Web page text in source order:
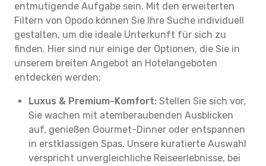
entmutigende Aufgabe sein. Mit den erweiterten
Filtern von Opodo können Sie Ihre Suche individuell
gestalten, um die ideale Unterkunft für sich zu
finden. Hier sind nur einige der Optionen, die Sie in
unserem breiten Angebot an Hotelangeboten
entdecken werden:
Luxus & Premium-Komfort: Stellen Sie sich vor,
Sie wachen mit atemberaubenden Ausblicken
auf, genießen Gourmet-Dinner oder entspannen
in erstklassigen Spas. Unsere kuratierte Auswahl
verspricht unvergleichliche Reiseerlebnisse, bei